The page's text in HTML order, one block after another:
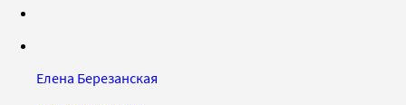
Елена Березанская